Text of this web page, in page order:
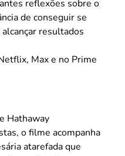
reflexões sobre o
de conseguir se
resultados
Max e no Prime
Hathaway
o filme acompanha
atarefada que